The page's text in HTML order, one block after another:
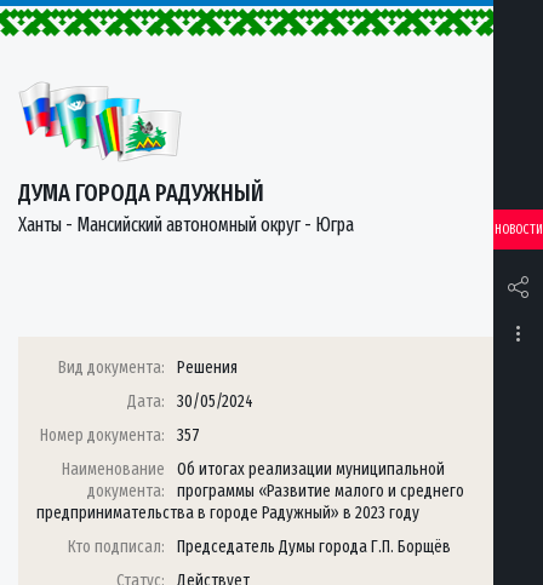
ДУМА ГОРОДА РАДУЖНЫЙ
Ханты - Мансийский автономный округ - Югра НОВОСТИ
Вид документа:
Решения
Дата:
30/05/2024
Номер документа:
357
Наименование
документа:
Об итогах реализации муниципальной
программы «Развитие малого и среднего
предпринимательства в городе Радужный» в 2023 году
Кто подписал:
Председатель Думы города Г.П. Борщёв
Статус:
Действует